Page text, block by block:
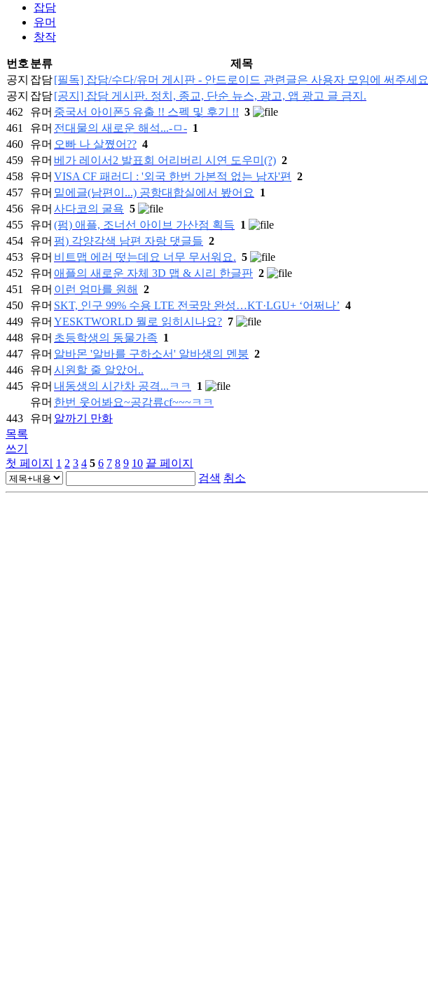
잡담
유머
창작
번호 분류 제목
공지 잡담[필독] 잡담/수다/유머 게시판 - 안드로이드 관련글은 사용자 모임에 써주세요
공지 잡담[공지] 잡담 게시판. 정치, 종교, 단순 뉴스, 광고, 앱 광고 글 금지.
462
유머 중국서 아이폰5 유출 !! 스펙 및 후기 !! 3
461
유머 전대물의 새로운 해석...-ㅁ- 1
460
유머 오빠 나 살쪘어?? 4
459
유머 베가 레이서2 발표회 어리버리 시연 도우미(?) 2
458
유머 VISA CF 패러디 : '외국 한번 가본적 없는 남자'편 2
457
유머 밑에글(남편이...) 공항대합실에서 봤어요 1
456
유머 사다코의 굴욕 5
455
유머 (펌) 애플, 조너선 아이브 가산점 획득 1
454
유머 펌) 각양각색 남편 자랑 댓글들 2
453
유머 비트맵 에러 떳는데요 너무 무서워요. 5
452
유머 애플의 새로운 자체 3D 맵 & 시리 한글판 2
451
유머 이런 엄마를 원해 2
450
유머 SKT, 인구 99% 수용 LTE 전국망 완성…KT·LGU+ ‘어쩌나’ 4
449
유머 YESKTWORLD 뭘로 읽히시나요? 7
448
유머 초등학생의 동물가족 1
447
유머 알바몬 '알바를 구하소서' 알바생의 멘붕 2
446
유머 시원할 줄 알았어..
445
유머 내동생의 시간차 공격...ㅋㅋ 1
유머 한번 웃어봐요~공감류cf~~~ㅋㅋ
443
유머 알까기 만화
목록
쓰기
첫 페이지
1 2 3 4 5 6 7 8 9 10 끝 페이지
검색 취소